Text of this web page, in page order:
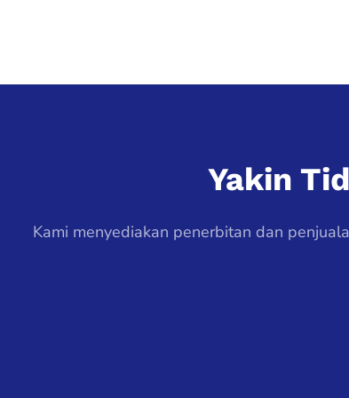
Yakin
Kami menyediakan penerbitan dan